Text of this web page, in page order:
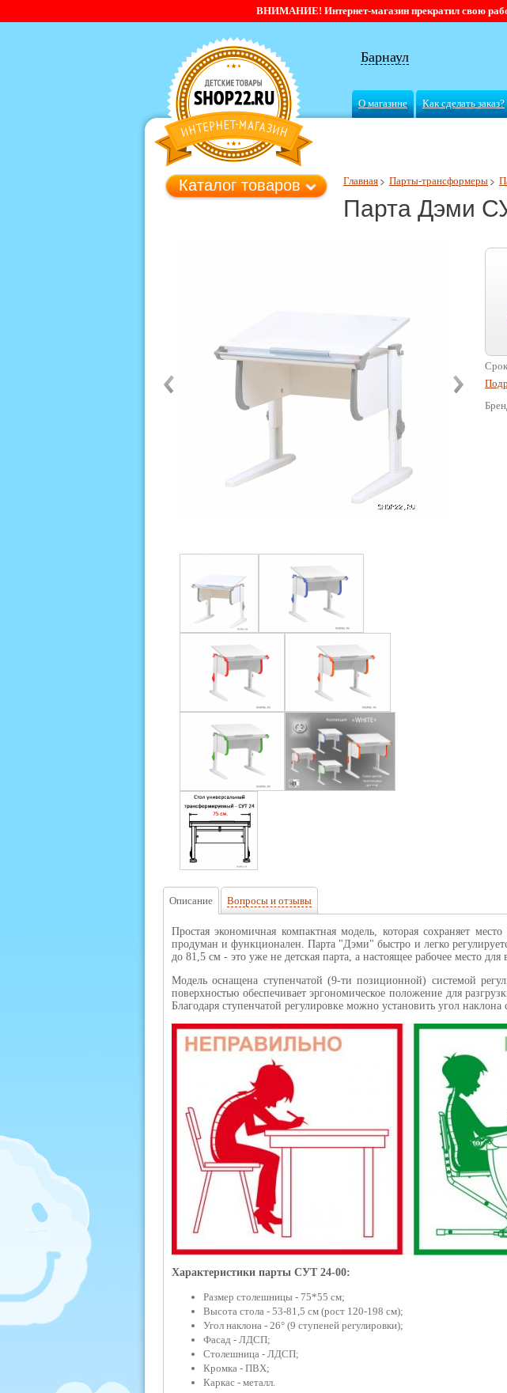
ВНИМАНИЕ! Интернет-магазин прекратил свою
Барнаул
О магазине Как сделать заказ?
Главная Парты-трансформеры
Парта Дэми
Каталог товаров
Описание Вопросы и отзывы
Простая экономичная компактная модель, которая сохраняет
продуман и функционален. Парта "Дэми" быстро и легко
до 81,5 см - это уже не детская парта, а настоящее рабочее место
Модель оснащена ступенчатой (9-ти позиционной) системой
поверхностью обеспечивает эргономическое положение для
Благодаря ступенчатой регулировке можно установить угол
Характеристики парты СУТ 24-00:
Размер столешницы - 75*55 см;
Высота стола - 53-81,5 см (рост 120-198 см);
Угол наклона - 26° (9 ступеней регулировки);
Фасад - ЛДСП;
Столешница - ЛДСП;
Кромка - ПВХ;
Каркас - металл.